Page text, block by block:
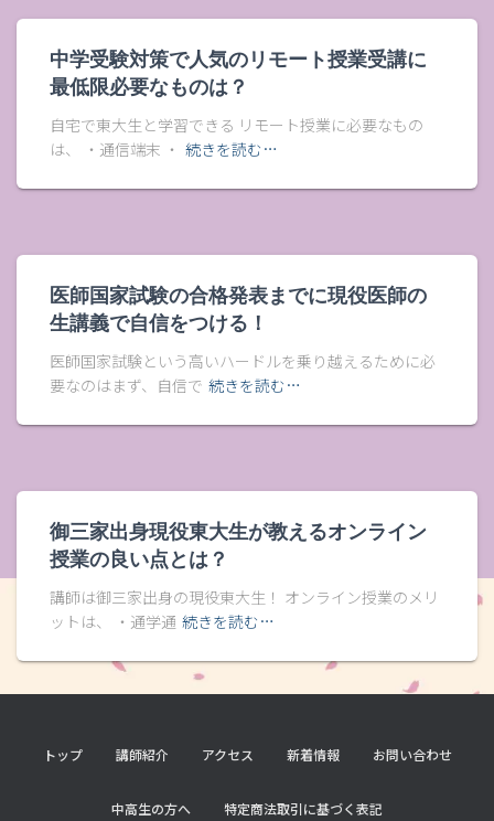
中学受験対策で人気のリモート授業受講に
最低限必要なものは？
自宅で東大生と学習できる リモート授業に必要なもの
は、 ・通信端末 ・ 続きを読む…
医師国家試験の合格発表までに現役医師の
生講義で自信をつける！
医師国家試験という高いハードルを乗り越えるために必
要なのはまず、自信で 続きを読む…
御三家出身現役東大生が教えるオンライン
授業の良い点とは？
講師は御三家出身の現役東大生！ オンライン授業のメリ
ットは、 ・通学通 続きを読む…
トップ 講師紹介 アクセス 新着情報 お問い合わせ
中高生の方へ 特定商法取引に基づく表記